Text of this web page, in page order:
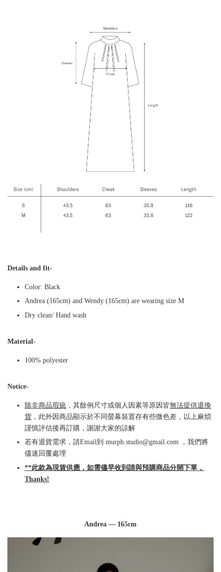
Details and fit-
Color: Black
Andrea (165cm) and Wendy (165cm) are wearing size M
Dry clean/ Hand wash
Material-
100% polyester
Notice-
除非商品瑕疵 ，其餘例尺寸或個人因素等原因皆無法提供退換
貨 ，此外因商品顯示於不同螢幕裝置存有些微色差，以上麻煩
謹慎評估後再訂購，謝謝大家的諒解
若有退貨需求，請Email到 murph.studio@gmail.com ，我們將
儘速回覆處理
**此款為現貨供應，如需儘早收到請與預購商品分開下單，
Thanks!
Andrea — 165cm